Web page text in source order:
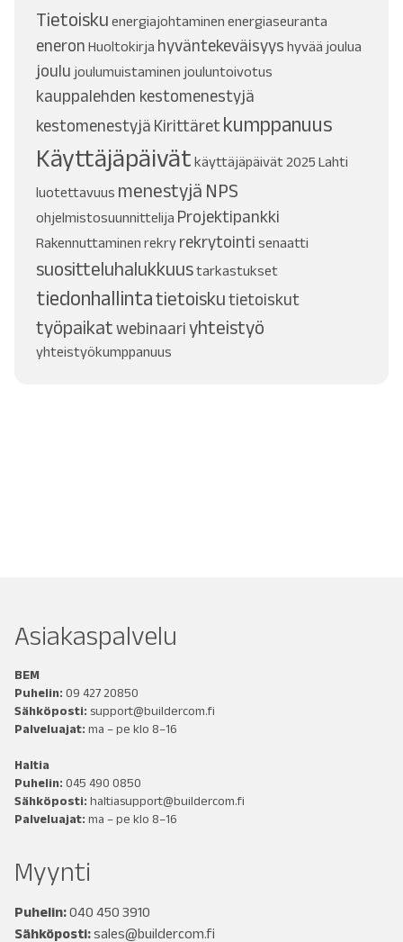
Tietoisku energiajohtaminen energiaseuranta
eneron Huoltokirja hyväntekeväisyys hyvää joulua
joulu joulumuistaminen jouluntoivotus
kauppalehden kestomenestyjä
kestomenestyjä Kirittäretkumppanuus
Käyttäjäpäivät käyttäjäpäivät 2025 Lahti
luotettavuus menestyjä NPS
ohjelmistosuunnittelija Projektipankki
Rakennuttaminen rekry rekrytointi senaatti
suositteluhalukkuustarkastukset
tiedonhallintatietoiskutietoiskut
työpaikatwebinaariyhteistyö
yhteistyökumppanuus
Asiakaspalvelu
BEM
Puhelin: 09 427 20850
Sähköposti: support@buildercom.fi
Palveluajat: ma – pe klo 8–16
Haltia
Puhelin: 045 490 0850
Sähköposti: haltiasupport@buildercom.fi
Palveluajat: ma – pe klo 8–16
Myynti
Puhelin:040 450 3910
Sähköposti:sales@buildercom.fi